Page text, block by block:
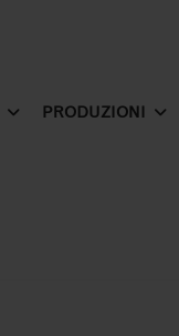
PRODUZIONI